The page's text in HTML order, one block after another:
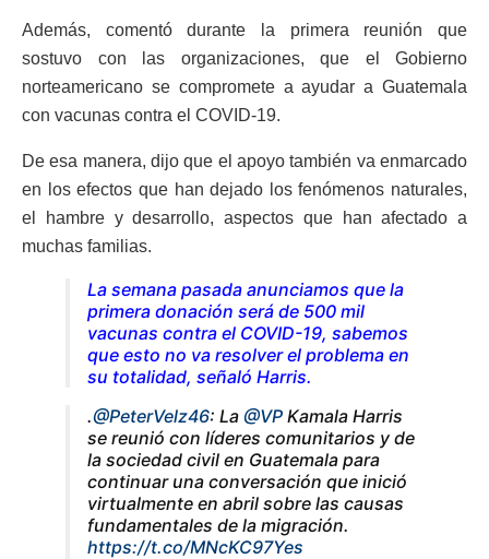
Además, comentó durante la primera reunión que
sostuvo con las organizaciones, que el Gobierno
norteamericano se compromete a ayudar a Guatemala
con vacunas contra el COVID-19.
De esa manera, dijo que el apoyo también va enmarcado
en los efectos que han dejado los fenómenos naturales,
el hambre y desarrollo, aspectos que han afectado a
muchas familias.
La semana pasada anunciamos que la
primera donación será de 500 mil
vacunas contra el COVID-19, sabemos
que esto no va resolver el problema en
su totalidad, señaló Harris.
.@PeterVelz46: La @VP Kamala Harris
se reunió con líderes comunitarios y de
la sociedad civil en Guatemala para
continuar una conversación que inició
virtualmente en abril sobre las causas
fundamentales de la migración.
https://t.co/MNcKC97Yes